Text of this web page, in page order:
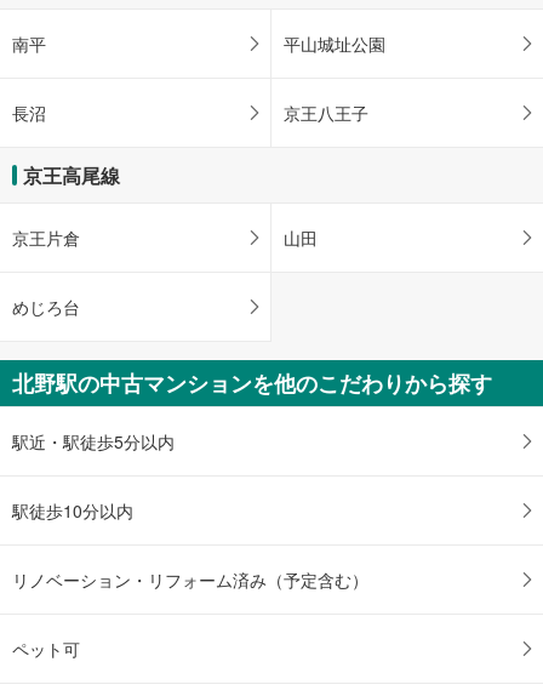
ー
に
存
す
南平 平山城址公園
長沼 京王八王子
京王高尾線
京王片倉 山田
めじろ台
北野駅の中古マンションを他のこだわりから探す
駅近・駅徒歩5分以内
駅徒歩10分以内
リノベーション・リフォーム済み（予定含む）
ペット可